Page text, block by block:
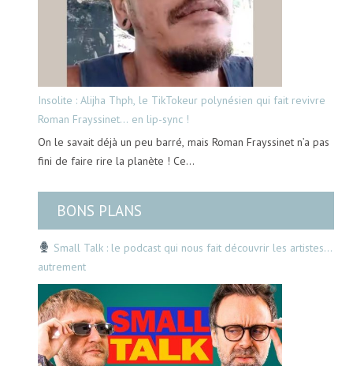
Insolite : Alijha Thph, le TikTokeur polynésien qui fait revivre
Roman Frayssinet… en lip-sync !
On le savait déjà un peu barré, mais Roman Frayssinet n’a pas
fini de faire rire la planète ! Ce…
BONS PLANS
Small Talk : le podcast qui nous fait découvrir les artistes…
autrement